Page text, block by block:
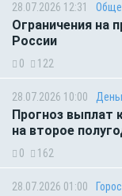
28.07.2026 12:31
Ограничения на
России
0 122
28.07.2026 10:00
Прогноз выплат
на второе
0 162
28.07.2026 01:00